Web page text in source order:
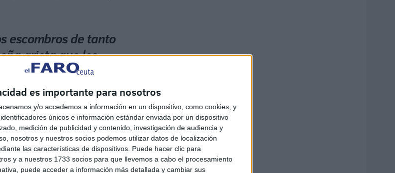
es importante para nosotros
y/o accedemos a información en un dispositivo, como cookies, y
únicos e información estándar enviada por un dispositivo
medición de publicidad y contenido, investigación de audiencia y
nosotros y nuestros socios podemos utilizar datos de localización
las características de dispositivos. Puede hacer clic para
y a nuestros 1733 socios para que llevemos a cabo el procesamiento
puede acceder a información más detallada y cambiar sus
escombros de tanto
grieta que les
perforar la bata de una enfermera